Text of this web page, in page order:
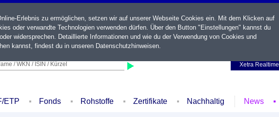
/ WKN / ISIN / Kürzel
Xetra Realtime
ETP Fonds Rohstoffe Zertifikate Nachhaltig News
Erlebnis zu ermöglichen, setzen wir auf unserer Webseite Cookies ein. Mit dem Klicken auf
oder verwandte Technologien verwenden dürfen. Über den Button "Einstellungen" kannst du
widersprechen. Detaillierte Informationen und wie du der Verwendung von Cookies und
kannst, findest du in unseren Datenschutzhinweisen.